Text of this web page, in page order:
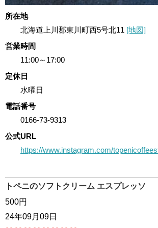
所在地
北海道上川郡東川町西5号北11 [地図]
営業時間
11:00～17:00
定休日
水曜日
電話番号
0166-73-9313
公式URL
トペニのソフトクリーム エスプレッソ
500円
24年09月09日